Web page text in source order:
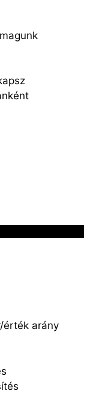
érték arány